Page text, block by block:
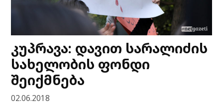
კუპრავა: დავით სარალიძის
სახელობის ფონდი
შეიქმნება
02.06.2018